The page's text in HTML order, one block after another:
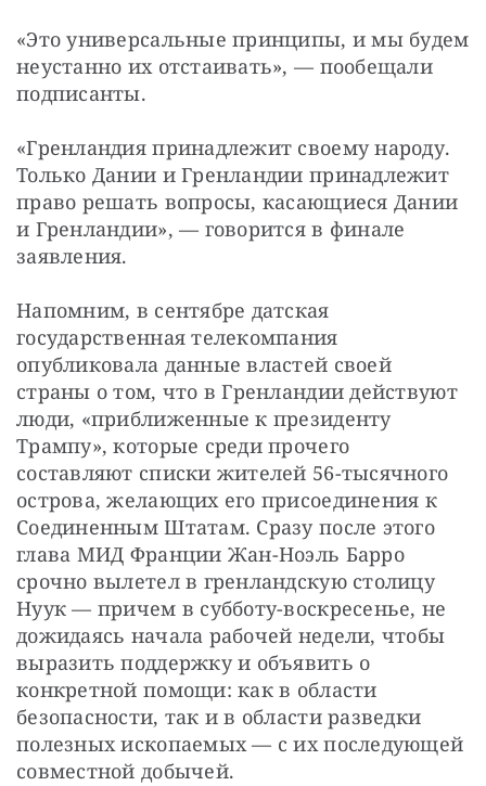
«Это универсальные принципы, и мы будем
неустанно их отстаивать», — пообещали
подписанты.
«Гренландия принадлежит своему народу.
Только Дании и Гренландии принадлежит
право решать вопросы, касающиеся Дании
и Гренландии», — говорится в финале
заявления.
Напомним, в сентябре датская
государственная телекомпания
опубликовала данные властей своей
страны о том, что в Гренландии действуют
люди, «приближенные к президенту
Трампу», которые среди прочего
составляют списки жителей 56-тысячного
острова, желающих его присоединения к
Соединенным Штатам. Сразу после этого
глава МИД Франции Жан-Ноэль Барро
срочно вылетел в гренландскую столицу
Нуук — причем в субботу-воскресенье, не
дожидаясь начала рабочей недели, чтобы
выразить поддержку и объявить о
конкретной помощи: как в области
безопасности, так и в области разведки
полезных ископаемых — с их последующей
совместной добычей.